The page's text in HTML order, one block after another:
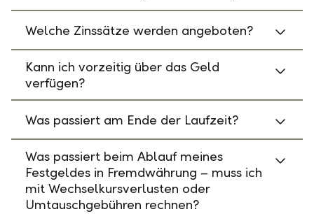
Welche Zinssätze werden angeboten?
Kann ich vorzeitig über das Geld
verfügen?
Was passiert am Ende der Laufzeit?
Was passiert beim Ablauf meines
Festgeldes in Fremdwährung – muss ich
mit Wechselkursverlusten oder
Umtauschgebühren rechnen?